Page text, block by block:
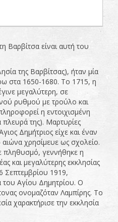
Βαρβίτσα είναι αυτή του
της Βαρβίτσας), ήταν μία
στα 1650-1680. Το 1715, η
μεγαλύτερη, σε
ρυθμού με τρούλο και
η εντοιχισμένη
πλευρά της). Μαρτυρίες
Δημήτριος είχε και έναν
χρησίμευε ως σχολείο.
γεννήθηκε η
και μεγαλύτερης εκκλησίας
Σεπτεμβρίου 1919,
του Αγίου Δημητρίου. Ο
ονομαζόταν Λαμπίρης. Το
χαρακτήρισε την εκκλησία